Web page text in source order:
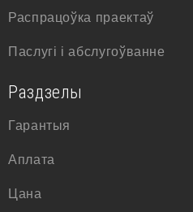
Распрацоўка праектаў
Паслугі і абслугоўванне
Раздзелы
Гарантыя
Аплата
Цана